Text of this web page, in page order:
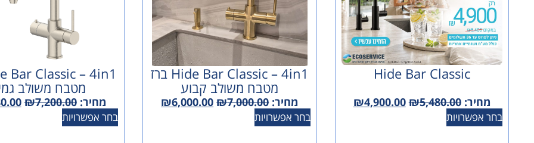
Hide Bar Classic
מחיר: ₪5,480.00
₪4,900.00
בחר אפשרויות
Hide Bar Classic – 4in1 ברז
מטבח משולב קבוע
מחיר: ₪7,000.00
₪6,000.00
בחר אפשרויות
מטבח משולב
מחיר: ₪7,200.00
בחר אפשרויות